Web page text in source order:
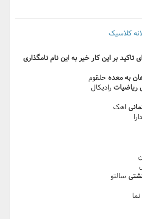
برای تاکید بر این کار خیر به این نام نامگذاری
حلقوم
رادیکال
اهک
دارا
سالتو
نما